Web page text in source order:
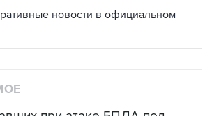
новости в официальном